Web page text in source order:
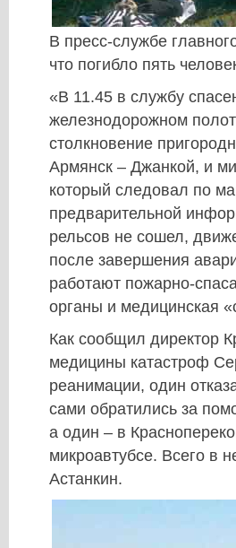
В пресс-службе
что погибло пять
«В 11.45 в службу
железнодорожном
столкновение
Армянск – Джанкой, и
который следовал по
предварительной
рельсов не сошел,
после завершения
работают пожарно-
органы и медицинская
Как сообщил директор
медицины катастроф
реанимации, один
сами обратились за
а один – в
микроавтубсе. Всего в
Астанкин.